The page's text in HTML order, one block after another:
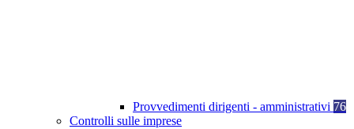
Provvedimenti dirigenti - amministrativi 76
Controlli sulle imprese